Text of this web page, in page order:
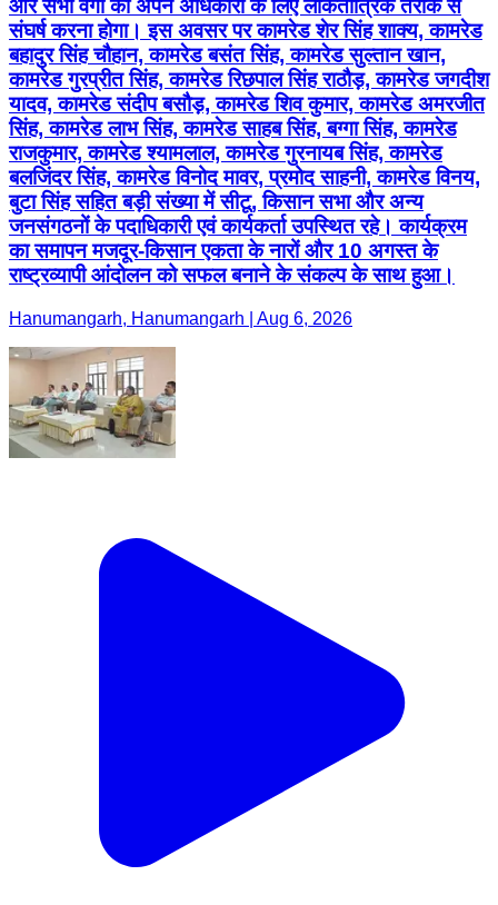
और सभी वर्गों को अपने अधिकारों के लिए लोकतांत्रिक तरीके से
संघर्ष करना होगा। इस अवसर पर कामरेड शेर सिंह शाक्य, कामरेड
बहादुर सिंह चौहान, कामरेड बसंत सिंह, कामरेड सुल्तान खान,
कामरेड गुरप्रीत सिंह, कामरेड रिछपाल सिंह राठौड़, कामरेड जगदीश
यादव, कामरेड संदीप बसौड़, कामरेड शिव कुमार, कामरेड अमरजीत
सिंह, कामरेड लाभ सिंह, कामरेड साहब सिंह, बग्गा सिंह, कामरेड
राजकुमार, कामरेड श्यामलाल, कामरेड गुरनायब सिंह, कामरेड
बलजिंदर सिंह, कामरेड विनोद मावर, प्रमोद साहनी, कामरेड विनय,
बुटा सिंह सहित बड़ी संख्या में सीटू, किसान सभा और अन्य
जनसंगठनों के पदाधिकारी एवं कार्यकर्ता उपस्थित रहे। कार्यक्रम
का समापन मजदूर-किसान एकता के नारों और 10 अगस्त के
राष्ट्रव्यापी आंदोलन को सफल बनाने के संकल्प के साथ हुआ।
Hanumangarh, Hanumangarh | Aug 6, 2026